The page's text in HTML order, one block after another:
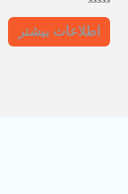
امتیاز
5
اطلاعات بیشتر